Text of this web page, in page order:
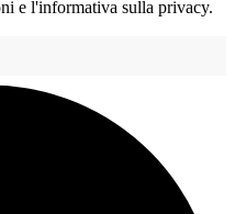
e l'informativa sulla privacy.